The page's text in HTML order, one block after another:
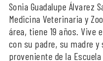
Sonia Guadalupe Álvarez
Medicina Veterinaria y
área, tiene 19 años. Vive
con su padre, su madre
proveniente de la